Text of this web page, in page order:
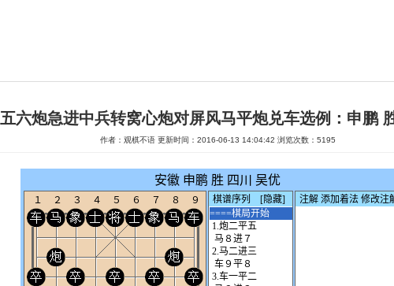
五六炮急进中兵转窝心炮对屏风马平炮兑车选例：申鹏
作者：观棋不语 更新时间：2016-06-13 14:04:42 浏览次数：5195